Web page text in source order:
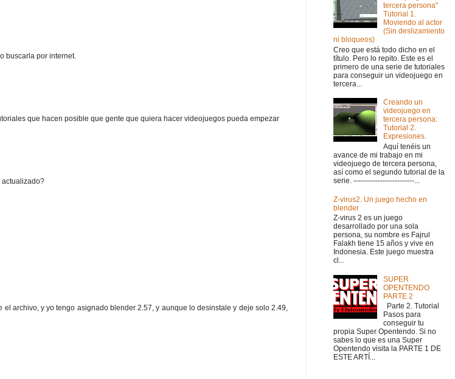
buscarla por internet.
que hacen posible que gente que quiera hacer videojuegos pueda empezar
actualizado?
archivo, y yo tengo asignado blender 2.57, y aunque lo desinstale y deje solo 2.49,
tercera persona"
Tutorial 1.
Moviendo al actor
(Sin deslizamiento
ni bloqueos)
Creo que está todo dicho en el
título. Pero lo repito. Este es el
primero de una serie de tutoriales
para conseguir un videojuego en
tercera...
Creando un
videojuego en
tercera persona:
Tutorial 2.
Expresiones.
Aquí tenéis un
avance de mi trabajo en mi
videojuego de tercera persona,
así como el segundo tutorial de la
serie. -------------------------...
Z-virus2. Un juego hecho en
blender
Z-virus 2 es un juego
desarrollado por una sola
persona, su nombre es Fajrul
Falakh tiene 15 años y vive en
Indonesia. Este juego muestra
cl...
SUPER
OPENTENDO
PARTE 2
Parte 2. Tutorial
Pasos para
conseguir tu
propia Super Opentendo. Si no
sabes lo que es una Super
Opentendo visita la PARTE 1 DE
ESTE ARTÍ...